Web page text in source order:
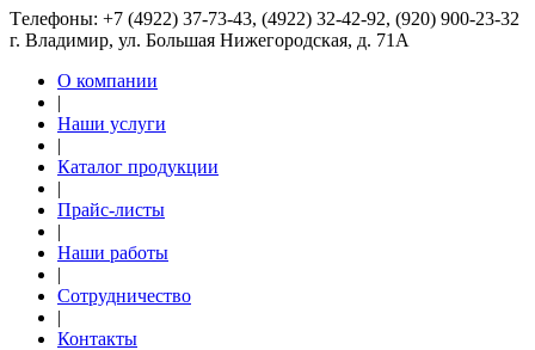
Tелефоны: +7 (4922) 37-73-43, (4922) 32-42-92, (920) 900-23-32
г. Владимир, ул. Большая Нижегородская, д. 71А
О компании
|
Наши услуги
|
Каталог продукции
|
Прайс-листы
|
Наши работы
|
Сотрудничество
|
Контакты